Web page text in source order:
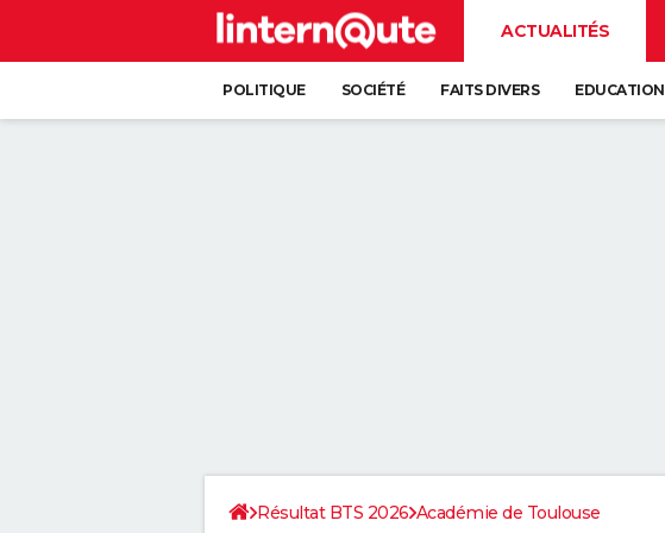
ACTUALITÉS
POLITIQUE SOCIÉTÉ FAITS DIVERS EDUCATION
Résultat BTS 2026 Académie de Toulouse